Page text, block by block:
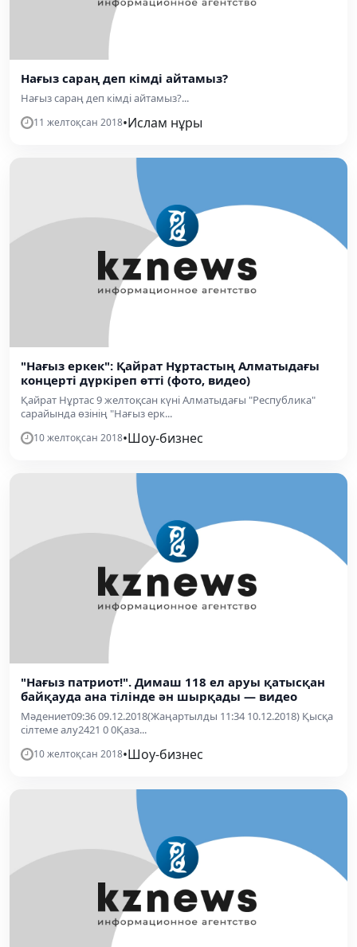
Нағыз сараң деп кімді айтамыз?
Нағыз сараң деп кімді айтамыз?...
11 желтоқсан 2018•Ислам нұры
"Нағыз еркек": Қайрат Нұртастың Алматыдағы
концерті дүркіреп өтті (фото, видео)
Қайрат Нұртас 9 желтоқсан күні Алматыдағы "Республика"
сарайында өзінің "Нағыз ерк...
10 желтоқсан 2018•Шоу-бизнес
"Нағыз патриот!". Димаш 118 ел аруы қатысқан
байқауда ана тілінде ән шырқады — видео
Мәдениет09:36 09.12.2018(Жаңартылды 11:34 10.12.2018) Қысқа
сілтеме алу2421 0 0Қаза...
10 желтоқсан 2018•Шоу-бизнес